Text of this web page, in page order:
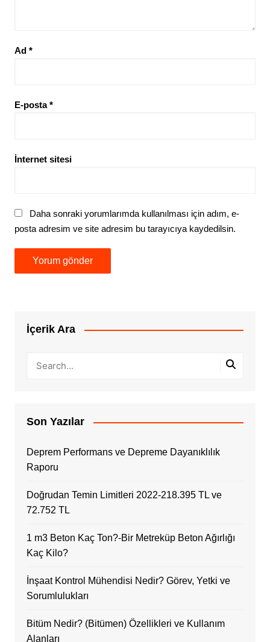
Ad *
E-posta*
İnternet sitesi
Daha sonraki yorumlarımda kullanılması için adım, e-
posta adresim ve site adresim bu tarayıcıya kaydedilsin.
İçerik Ara
Son Yazılar
Deprem Performans ve Depreme Dayanıklılık
Raporu
Doğrudan Temin Limitleri 2022-218.395 TL ve
72.752 TL
1 m3 Beton Kaç Ton?-Bir Metreküp Beton Ağırlığı
Kaç Kilo?
İnşaat Kontrol Mühendisi Nedir? Görev, Yetki ve
Sorumlulukları
Bitüm Nedir? (Bitümen) Özellikleri ve Kullanım
Alanları